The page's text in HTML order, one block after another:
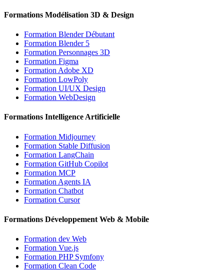
Formations Modélisation 3D & Design
Formation Blender Débutant
Formation Blender 5
Formation Personnages 3D
Formation Figma
Formation Adobe XD
Formation LowPoly
Formation UI/UX Design
Formation WebDesign
Formations Intelligence Artificielle
Formation Midjourney
Formation Stable Diffusion
Formation LangChain
Formation GitHub Copilot
Formation MCP
Formation Agents IA
Formation Chatbot
Formation Cursor
Formations Développement Web & Mobile
Formation dev Web
Formation Vue.js
Formation PHP Symfony
Formation Clean Code